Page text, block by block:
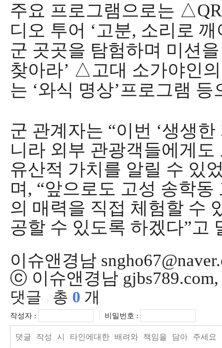
주요 프로그램으로는 △QR
디오 투어 ‘고분, 소리로 깨
군 곳곳을 탐험하며 미션
찾아라’ △고대 소가야인
는 ‘와식 명상’프로그램 등
군 관계자는 “이번 ‘생생한
니라 외부 관광객들에게
유산적 가치를 알릴 수 있
며 , “앞으로도 고성 송학
의 매력을 직접 체험할 수
공할 수 있도록 하겠다”고
이슈앤경남
ⓒ 이슈앤경남
댓글 총 0 개
작성자 : 비밀번호 :